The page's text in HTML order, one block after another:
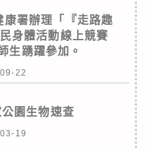
康署辦理「『走路趣
身體活動線上競賽
生踴躍參加。
22
園生物速查
19